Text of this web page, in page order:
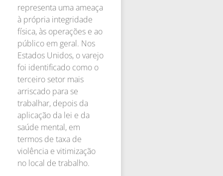
representa uma ameaça
à própria integridade
física, às operações e ao
público em geral. Nos
Estados Unidos, o varejo
foi identificado como o
terceiro setor mais
arriscado para se
trabalhar, depois da
aplicação da lei e da
saúde mental, em
termos de taxa de
violência e vitimização
no local de trabalho.